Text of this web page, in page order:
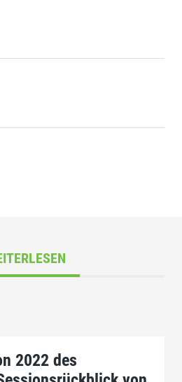
2022 des